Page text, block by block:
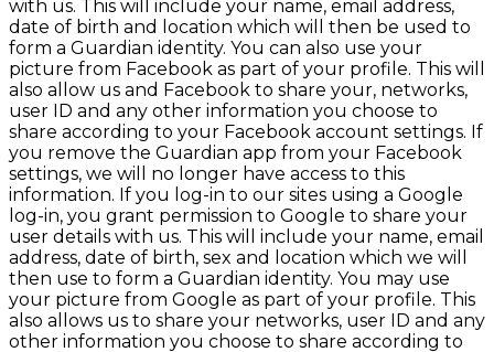
with us. This will include your name, email address,
date of birth and location which will then be used to
form a Guardian identity. You can also use your
picture from Facebook as part of your profile. This will
also allow us and Facebook to share your, networks,
user ID and any other information you choose to
share according to your Facebook account settings. If
you remove the Guardian app from your Facebook
settings, we will no longer have access to this
information. If you log-in to our sites using a Google
log-in, you grant permission to Google to share your
user details with us. This will include your name, email
address, date of birth, sex and location which we will
then use to form a Guardian identity. You may use
your picture from Google as part of your profile. This
also allows us to share your networks, user ID and any
other information you choose to share according to